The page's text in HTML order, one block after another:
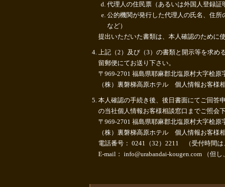
代理人の住民票（あるいは外国人登録証
公的機関が発行した代理人の氏名、住
など）
提出いただいた書類は、本人確認のために
上記（2）及び（3）の書類と開示等を求め
留郵便にてお送り下さい。
〒969-2701 福島県耶麻郡北塩原村大字桧原
（株）裏磐梯高原ホテル 個人情報お客様
本人確認の手続き後、後日書面にてご回答
の当社個人情報お客様相談窓口までご照会下
〒969-2701 福島県耶麻郡北塩原村大字桧原
（株）裏磐梯高原ホテル 個人情報お客様
電話番号： 0241（32）2211 （受付時間は
E-mail： info@urabandai-kougen.com （但し